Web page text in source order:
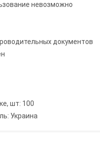
невозможно
документов
шт: 100
Украина